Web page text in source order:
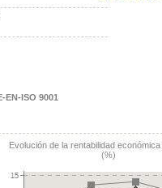
EN-ISO 9001
Evolución de la rentabilidad
(%)